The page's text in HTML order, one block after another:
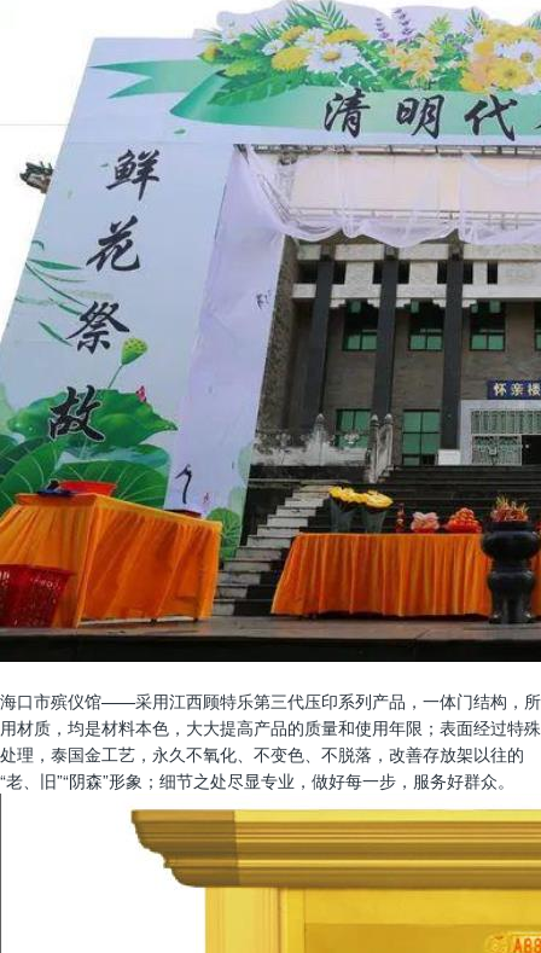
海口市殡仪馆——采用江西顾特乐第三代压印系列产品，一体门结构，所
用材质，均是材料本色，大大提高产品的质量和使用年限；表面经过特殊
处理，泰国金工艺，永久不氧化、不变色、不脱落，改善存放架以往的
“老、旧”“阴森”形象；细节之处尽显专业，做好每一步，服务好群众。